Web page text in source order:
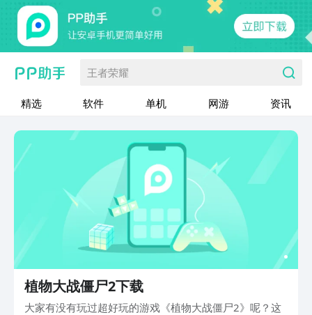
王者荣耀
精选 软件 单机 网游 资讯
植物大战僵尸2下载
大家有没有玩过超好玩的游戏《植物大战僵尸2》呢？这